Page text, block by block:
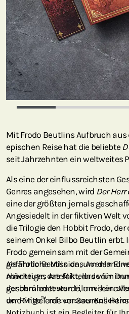
Mit Frodo Beutlins Aufbruch aus
epischen Reise hat die beliebte
seit Jahrzehnten ein weltweites
Als eine der einflussreichsten
Genres angesehen, wird Der Herr
eine der größten jemals
Angesiedelt in der fiktiven Welt
die Trilogie den Hobbit Frodo,
seinem Onkel Bilbo Beutlin erbt.
Frodo gemeinsam mit der
gefährliche Mission, um den
mächtiges Artefakt, das vom
geschmiedet wurde, um seine
und Mittelerde vor Saurons
Als Frodo Beutlin das Auenland
Abenteuer, das Mittelerde für
der berühmtesten Filmreihen
der Ringe™ mit unserer
Notizbuch ist ein Begleiter für